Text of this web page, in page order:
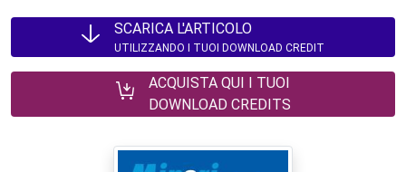
SCARICA L'ARTICOLO
UTILIZZANDO I TUOI DOWNLOAD CREDIT
ACQUISTA QUI I TUOI
DOWNLOAD CREDITS